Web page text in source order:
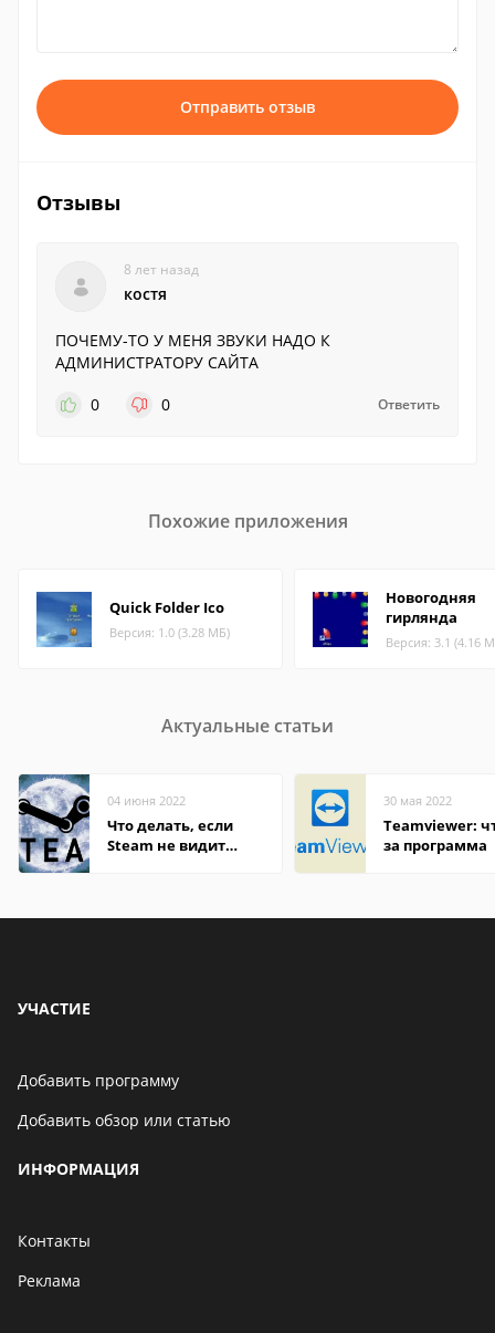
Отправить отзыв
Отзывы
8 лет назад
костя
ПОЧЕМУ-ТО У МЕНЯ ЗВУКИ НАДО К
АДМИНИСТРАТОРУ САЙТА
0
0 Ответить
Похожие приложения
Quick Folder Ico
Версия: 1.0 (3.28 МБ)
Новогодняя
гирлянда
Версия: 3.1 (4.16
Актуальные статьи
04 июня 2022
Что делать, если
Steam не видит
30 мая 2022
Teamviewer:
за программа
УЧАСТИЕ
Добавить программу
Добавить обзор или статью
ИНФОРМАЦИЯ
Контакты
Реклама